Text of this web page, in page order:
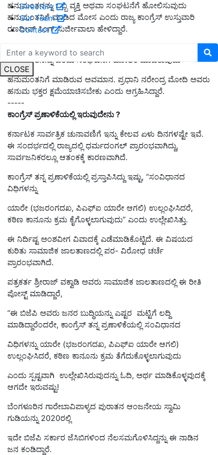
Directory
Our Team
Contact
CLOSE
ಹನುಮಂತನನ್ನು ಒಬ್ಬ ವ್ಯಕ್ತಿ ಅಥವಾ ಸಂಘಟನೆಗೆ ಹೋಲಿಸುವುದು
ಹನುಮಂತನಿಗೆ ಮಾಡಿದ ಮೋಸ ಎಂದು ರಾಜ್ಯ ಕಾಂಗ್ರೆಸ್‌ ಉಸ್ತುವಾರಿ
ರಣದೀಪ್‌ ಸಿಂಗ್‌ ಸುರ್ಜೀವಾಲಾ ಹೇಳಿದ್ದಾರೆ.
ರಾಜಧರ್ಮಪಾಲನೆ, ಗೌರವ, ಕರ್ತವ್ಯ ತ್ಯಾಗ ಹಾಗೂ ಸೇವೆಯ ಪ್ರತೀಕರಾದ
ಹನುಮಂತನನ್ನು ಒಂದು ಸಂಘಟನೆಗೆ ಹೋಲಿಕೆ ಮಾಡಿರುವುದು
ಹನುಮಂತನಿಗೆ ಮಾಡಿರುವ ಅವಮಾನ. ಪ್ರಧಾನಿ ನರೇಂದ್ರ ಮೋದಿ ಅವರು
ಹನುಮ ಭಕ್ತರ ಕ್ಷಮೆಯಾಚಿಸಬೇಕು ಎಂದು ಆಗ್ರಹಿಸಿದ್ದಾರೆ.
-----
ಕಾಂಗ್ರೆಸ್‌ ಪ್ರಣಾಳಿಕೆಯಲ್ಲಿ ಇರುವುದೇನು ?
ಕರ್ನಾಟಕ ಸಾರ್ವತ್ರಿಕ ಚುನಾವಣಿಗೆ ಇನ್ನು ಕೇಲವ ಏಳು ದಿನಗಳಷ್ಟೇ ಇವೆ.
ಈ ಸಂದರ್ಭದಲ್ಲಿ ರಾಜ್ಯದಲ್ಲಿ ಧರ್ಮದಂಗಲ್‌ ಪ್ರಾರಂಭವಾಗಿದ್ದು,
ಸಾರ್ವಜನಿಕರಲ್ಲೂ ಆತಂಕಕ್ಕೆ ಕಾರಣವಾಗಿದೆ.
ಕಾಂಗ್ರೆಸ್‌ ತನ್ನ ಪ್ರಣಾಳಿಕೆಯಲ್ಲಿ ಪ್ರಸ್ತಾಪಿಸಿದ್ದು ಇಷ್ಟು, “ಸಂವಿಧಾನದ
ವಿಧಿಗಳನ್ನು
ಯಾರೇ (ಭಜರಂಗದಖ, ಪಿಎಫ್‌ಐ ಯಾರೇ ಆಗಲಿ) ಉಲ್ಲಂಘಿಸಿದರೆ,
ಕಠಿಣ ಕಾನೂನು ಕ್ರಮ ಕೈಗೊಳ್ಳಲಾಗುವುದು” ಎಂದು ಉಲ್ಲೇಖಿಸಿತ್ತು.
ಈ ನಿರ್ದಿಷ್ಟ ಅಂಶವೀಗ ವಿವಾದಕ್ಕೆ ಎಡೆಮಾಡಿಕೊಟ್ಟಿದೆ. ಈ ವಿಷಯದ
ಕುರಿತು ಸಾಮಾಜಿಕ ಜಾಲತಾಣದಲ್ಲಿ ಪರ- ವಿರೋಧ ಚರ್ಚೆ
ಪ್ರಾರಂಭವಾಗಿದೆ.
ಪತ್ರಕರ್ತ ಶ್ರೀರಾಜ್ ವಕ್ವಾಡಿ ಅವರು ಸಾಮಾಜಿಕ ಜಾಲತಾಣದಲ್ಲಿ ಈ ರೀತಿ
ಪೋಸ್ಟ್‌ ಮಾಡಿದ್ದಾರೆ,
“ಈ ಬಿಜೆಪಿ ಅವರು ಜನರ ಬುದ್ಧಿಯನ್ನು ಎಷ್ಟರ ಮಟ್ಟಿಗೆ ಲದ್ದಿ
ಮಾಡಿದ್ದಾರೆಂದರೇ, ಕಾಂಗ್ರೆಸ್‌ ತನ್ನ ಪ್ರಣಾಳಿಕೆಯಲ್ಲಿ ಸಂವಿಧಾನದ
ವಿಧಿಗಳನ್ನು ಯಾರೇ (ಭಜರಂಗದಖ, ಪಿಎಫ್‌ಐ ಯಾರೇ ಆಗಲಿ)
ಉಲ್ಲಂಘಿಸಿದರೆ, ಕಠಿಣ ಕಾನೂನು ಕ್ರಮ ತೆಗೆದುಕೊಳ್ಳಲಾಗುವುದು
ಎಂದು ಸ್ಪಷ್ಟವಾಗಿ ಉಲ್ಲೇಖಿಸಿರುವುದನ್ನು ಓದಿ, ಅರ್ಥ ಮಾಡಿಕೊಳ್ಳವುದಕ್ಕೆ
ಆಗದೇ ಇರುವಷ್ಟು!
ಬೆಂಗಳೂರಿನ ಗಾರೇಬಾವಿಪಾಳ್ಯದ ಪುರಾತನ ಆಂಜನೇಯ ಸ್ವಾಮಿ
ಗುಡಿಯನ್ನು 2020ರಲ್ಲಿ
ಇದೇ ಬಿಜೆಪಿ ಸರ್ಕಾರ ಜೆಸಿಬಿಗಳಿಂದ ನೆಲಸಮಗೊಳಿಸಿದ್ದನ್ನು ಈ ನಾಡಿನ
ಜನ ಕಂಡಿದ್ದಾರೆ.